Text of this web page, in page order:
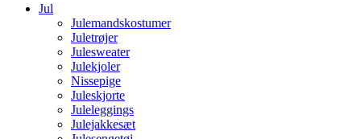
Jul
Julemandskostumer
Juletrøjer
Julesweater
Julekjoler
Nissepige
Juleskjorte
Juleleggings
Julejakkesæt